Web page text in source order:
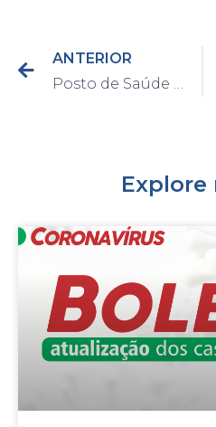
ANTERIOR
Posto de Saúde do bairro Castelani passa por revitalização
Explore